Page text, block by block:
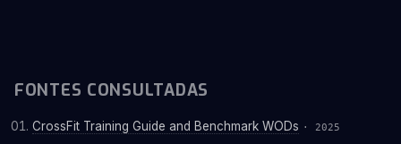
FONTES CONSULTADAS
CrossFit Training Guide and Benchmark WODs · 2025